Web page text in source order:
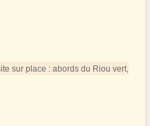
sur place : abords du Riou vert,